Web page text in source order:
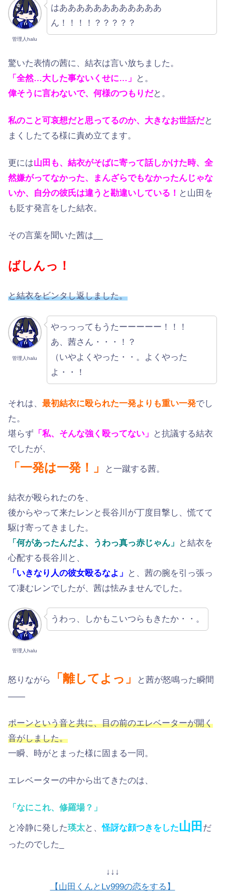
管理人halu
はああああああああああああ
ん！！！！？？？？？
驚いた表情の茜に、結衣は言い放ちました。
「全然…大した事ないくせに…」
と。
偉そうに言わないで、何様のつもりだと。
私のこと可哀想だと思ってるのか、大きなお世話だと
まくしたてる様に責め立てます。
更には山田も、結衣がそばに寄って話しかけた時、全
然嫌がってなかった、まんざらでもなかったんじゃな
いか、自分の彼氏は違うと勘違いしている！ と山田を
も貶す発言をした結衣。
その言葉を聞いた茜は__
ばしんっ！
と結衣をビンタし返しました。
管理人halu
やっっってもうたーーーーー！！！
あ、茜さん・・・！？
（いやよくやった・・。よくやった
よ・・！
それは、 最初結衣に殴られた一発よりも重い一発でし
た。
堪らず 「私、そんな強く殴ってない」
と抗議する結衣
でしたが、
「一発は一発！」 と一蹴する茜。
結衣が殴られたのを、
後からやって来たレンと長谷川が丁度目撃し、慌てて
駆け寄ってきました。
「何があったんだよ、うわっ真っ赤じゃん」
と結衣を
心配する長谷川と、
「いきなり人の彼女殴るなよ」
と、茜の腕を引っ張っ
て凄むレンでしたが、茜は怯みませんでした。
管理人halu
うわっ、しかもこいつらもきたか・・。
怒りながら 「離してよっ」
と茜が怒鳴った瞬間
――
ポーンという音と共に、目の前のエレベーターが開く
音がしました。
一瞬、時がとまった様に固まる一同。
エレベーターの中から出てきたのは、
「なにこれ、修羅場？」
と冷静に発した瑛太と、怪訝な顔つきをした山田 だ
ったのでした_
↓↓↓
【山田くんとLv999の恋をする】